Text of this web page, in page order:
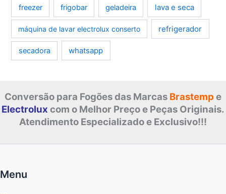
freezer frigobar geladeira lava e seca
máquina de lavar electrolux conserto refrigerador
secadora whatsapp
Conversão para Fogões das Marcas Brastemp e
Electrolux com o Melhor Preço e Peças Originais.
Atendimento Especializado e Exclusivo!!!
Menu